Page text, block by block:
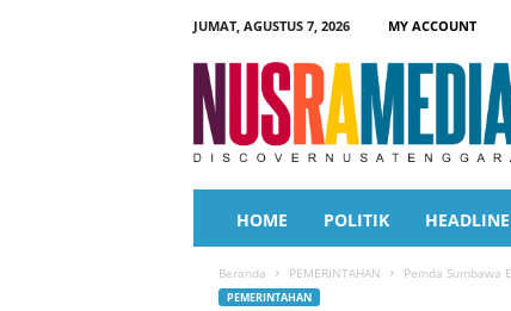
JUMAT, AGUSTUS 7, 2026
MY ACCOUNT
a
HOME POLITIK HEADLINE
Beranda PEMERINTAHAN Pemda Sumbawa
PEMERINTAHAN